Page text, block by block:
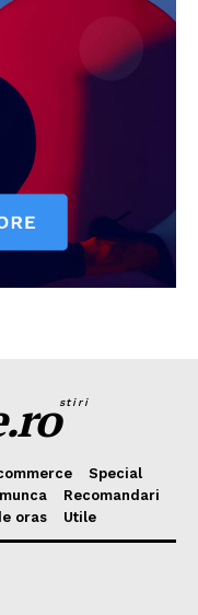
stiri
Special
Recomandari
oras Utile